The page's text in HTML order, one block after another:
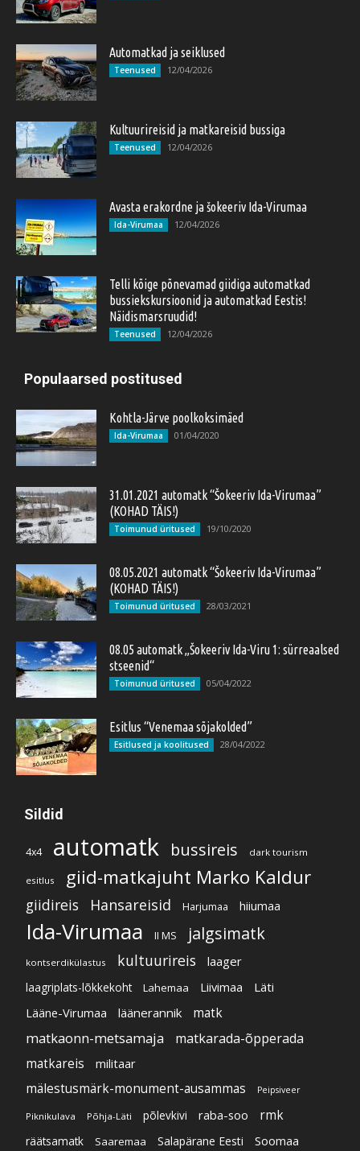
Automatkad ja seiklused
Teenused 12/04/2026
Kultuurireisid ja matkareisid bussiga
Teenused 12/04/2026
Avasta erakordne ja šokeeriv Ida-Virumaa
Ida-Virumaa 12/04/2026
Telli kõige põnevamad giidiga automatkad
bussiekskursioonid ja automatkad Eestis!
Näidismarsruudid!
Teenused 12/04/2026
Populaarsed postitused
Kohtla-Järve poolkoksimäed
Ida-Virumaa 01/04/2020
31.01.2021 automatk “Šokeeriv Ida-Virumaa”
(KOHAD TÄIS!)
Toimunud üritused 19/10/2020
08.05.2021 automatk “Šokeeriv Ida-Virumaa”
(KOHAD TÄIS!)
Toimunud üritused 28/03/2021
08.05 automatk „Šokeeriv Ida-Viru 1: sürreaalsed
stseenid“
Toimunud üritused 05/04/2022
Esitlus “Venemaa sõjakolded”
Esitlused ja koolitused 28/04/2022
Sildid
4x4 automatk bussireis dark tourism
esitlus giid-matkajuht Marko Kaldur
giidireis Hansareisid Harjumaa hiiumaa
Ida-Virumaa II MS jalgsimatk
kontserdikülastus kultuurireis laager
laagriplats-lõkkekoht Lahemaa Liivimaa
Läti
Lääne-Virumaa
läänerannik matk
matkaonn-metsamaja matkarada-õpperada
matkareis militaar
mälestusmärk-monument-ausammas Peipsiveer
Piknikulava Põhja-Läti põlevkivi raba-soo rmk
räätsamatk Saaremaa Salapärane Eesti Soomaa